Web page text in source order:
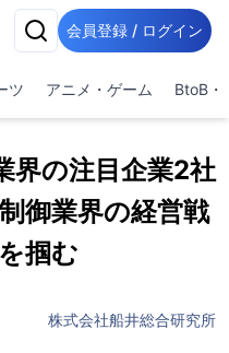
会員登録 / ログイン
ツ アニメ・ゲーム BtoB・
界の注目企業2社
御業界の経営戦
掴む
株式会社船井総合研究所